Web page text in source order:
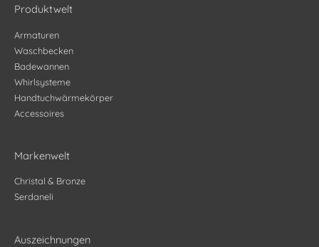
Produktwelt
Armaturen
Waschbecken
Badewannen
Whirlsysteme
Handtuchwärmekörper
Accessoires
Markenwelt
Christal & Bronze
Serdaneli
Auszeichnungen